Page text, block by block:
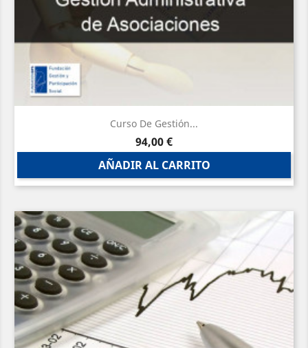
Curso De Gestión...
Precio
94,00 €
AÑADIR AL CARRITO